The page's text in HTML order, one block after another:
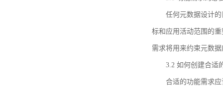
任何元数据设计
标和应用活动范围的
需求将用来约束元数
3.2 如何创建合适
合适的功能需求